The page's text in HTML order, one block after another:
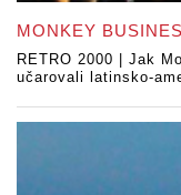
MONKEY
RETRO 2000 | Jak
učarovali latinsko-